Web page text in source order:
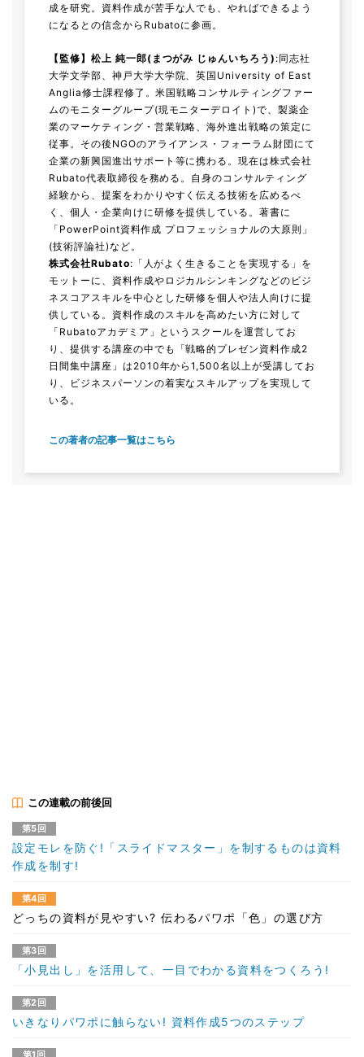
成を研究。資料作成が苦手な人でも、やればできるよう
になるとの信念からRubatoに参画。
【監修】松上 純一郎(まつがみ じゅんいちろう) :同志社
大学文学部、神戸大学大学院、英国University of East
Anglia修士課程修了。米国戦略コンサルティングファー
ムのモニターグループ(現モニターデロイト)で、製薬企
業のマーケティング・営業戦略、海外進出戦略の策定に
従事。その後NGOのアライアンス・フォーラム財団にて
企業の新興国進出サポート等に携わる。現在は株式会社
Rubato代表取締役を務める。自身のコンサルティング
経験から、提案をわかりやすく伝える技術を広めるべ
く、個人・企業向けに研修を提供している。著書に
「PowerPoint資料作成 プロフェッショナルの大原則」
(技術評論社)など。
株式会社Rubato:「人がよく生きることを実現する」を
モットーに、資料作成やロジカルシンキングなどのビジ
ネスコアスキルを中心とした研修を個人や法人向けに提
供している。資料作成のスキルを高めたい方に対して
「Rubatoアカデミア」というスクールを運営してお
り、提供する講座の中でも「戦略的プレゼン資料作成2
日間集中講座」は2010年から1,500名以上が受講してお
り、ビジネスパーソンの着実なスキルアップを実現して
いる。
この著者の記事一覧はこちら
この連載の前後回
第5回
設定モレを防ぐ!「スライドマスター」を制するものは資料
作成を制す!
第4回
どっちの資料が見やすい? 伝わるパワポ「色」の選び方
第3回
「小見出し」を活用して、一目でわかる資料をつくろう!
第2回
いきなりパワポに触らない! 資料作成5つのステップ
第1回